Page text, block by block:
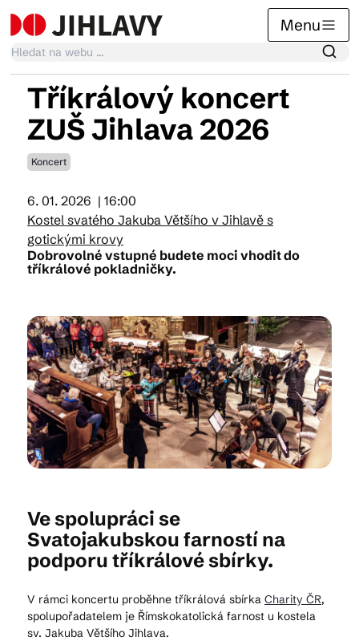
Menu
Kalendář akcí
Tradiční akce
Články
Praktické info
Kam vyrazit
Tříkrálový koncert
ZUŠ Jihlava 2026
Koncert
6. 01. 2026 | 16:00
Kostel svatého Jakuba Většího v Jihlavě s
gotickými krovy
Dobrovolné vstupné budete moci vhodit do
tříkrálové pokladničky.
Ve spolupráci se
Svatojakubskou farností na
podporu tříkrálové sbírky.
V rámci koncertu proběhne tříkrálová sbírka Charity ČR,
spolupořadatelem je Římskokatolická farnost u kostela
sv. Jakuba Většího Jihlava.